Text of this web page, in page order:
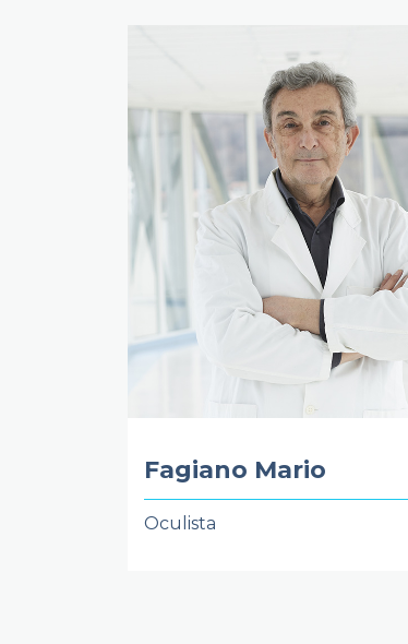
Fagiano Mario
Oculista